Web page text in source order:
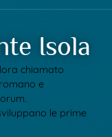
Isola
chiamato
e
le prime